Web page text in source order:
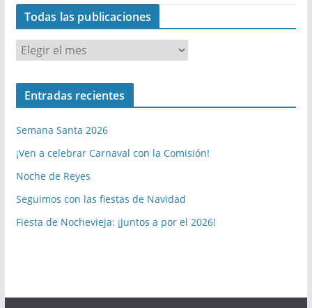
Todas las publicaciones
o
d
l
a
s
u
b
Entradas recientes
Semana Santa 2026
¡Ven a celebrar Carnaval con la Comisión!
Noche de Reyes
Seguimos con las fiestas de Navidad
Fiesta de Nochevieja: ¡Juntos a por el 2026!